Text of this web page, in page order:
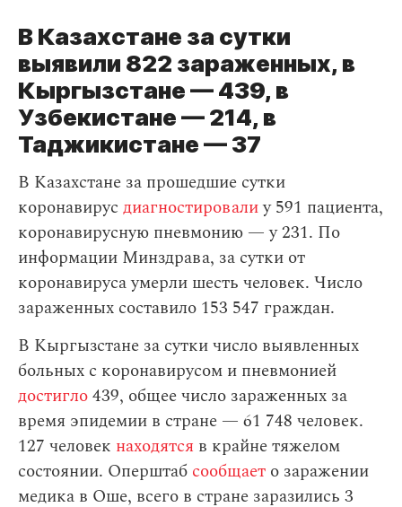
В Казахстане за сутки
выявили 822 зараженных, в
Кыргызстане — 439, в
Узбекистане — 214, в
Таджикистане — 37
В Казахстане за прошедшие сутки
коронавирус диагностировалиу 591 пациента,
коронавирусную пневмонию — у 231. По
информации Минздрава, за сутки от
коронавируса умерли шесть человек. Число
зараженных составило 153 547 граждан.
В Кыргызстане за сутки число выявленных
больных с коронавирусом и пневмонией
достигло439, общее число зараженных за
время эпидемии в стране — 61 748 человек.
127 человек находятся в крайне тяжелом
состоянии. Оперштаб сообщает о заражении
медика в Оше, всего в стране заразились 3